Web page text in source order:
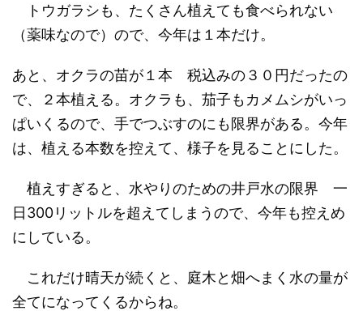
トウガラシも、たくさん植えても食べられない
（薬味なので）ので、今年は１本だけ。
あと、オクラの苗が１本 税込みの３０円だったの
で、２本植える。オクラも、茄子もカメムシがいっ
ぱいくるので、手でつぶすのにも限界がある。今年
は、植える本数を控えて、様子を見ることにした。
植えすぎると、水やりのための井戸水の限界 一
日300リットルを超えてしまうので、今年も控えめ
にしている。
これだけ晴天が続くと、庭木と畑へまく水の量が
全てになってくるからね。